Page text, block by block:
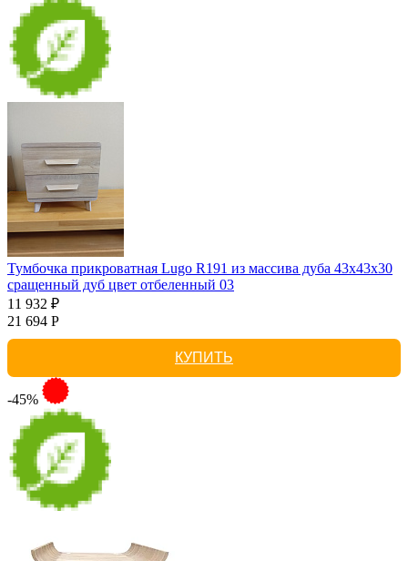
Тумбочка прикроватная Lugo R191 из массива дуба 43х43х30
сращенный дуб цвет отбеленный 03
11 932 ₽
21 694 Р
КУПИТЬ
-45%